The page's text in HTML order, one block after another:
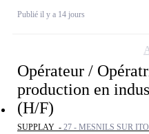
Publié il y a 14 jours
Opérateur /
production en
(H/F)
SUPPLAY - 27 - MESNILS SUR